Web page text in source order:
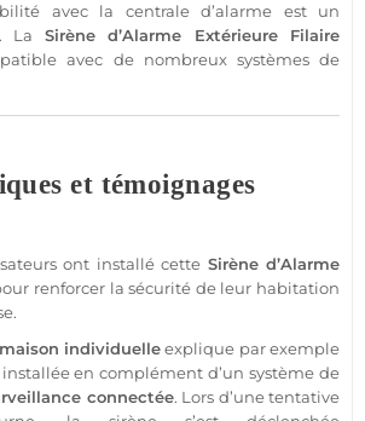
avec la centraled’alarme est un
La Sirèned’Alarme Extérieure
Filaire
avec de nombreux systèmes de
et témoignages
ont installé cette Sirèned’Alarme
renforcer lasécurité de leur habitation
maison individuelleexplique par exemple
en complément d’unsystème de
connectée. Lors d’une tentative